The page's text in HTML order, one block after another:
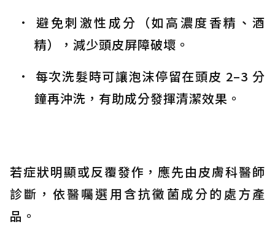
避免刺激性成分（如高濃度香精、酒
精），減少頭皮屏障破壞。
每次洗髮時可讓泡沫停留在頭皮 2–3 分
鐘再沖洗，有助成分發揮清潔效果。
若症狀明顯或反覆發作，應先由皮膚科醫師
診斷，依醫囑選用含抗黴菌成分的處方產
品。